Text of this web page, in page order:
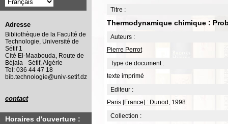
Titre :
Thermodynamique chimique :
Auteurs :
Pierre Perrot
Type de document :
texte imprimé
Editeur :
Paris [France] : Dunod , 1998
Collection :
Adresse
Bibliothèque de la Faculté de
Technologie, Université de
Sétif 1
Cité El-Maabouda, Route de
Béjaia - Sétif, Algérie
Tel: 036 44 47 18
bib.technologie@univ-setif.dz
contact
Horaires d'ouverture :